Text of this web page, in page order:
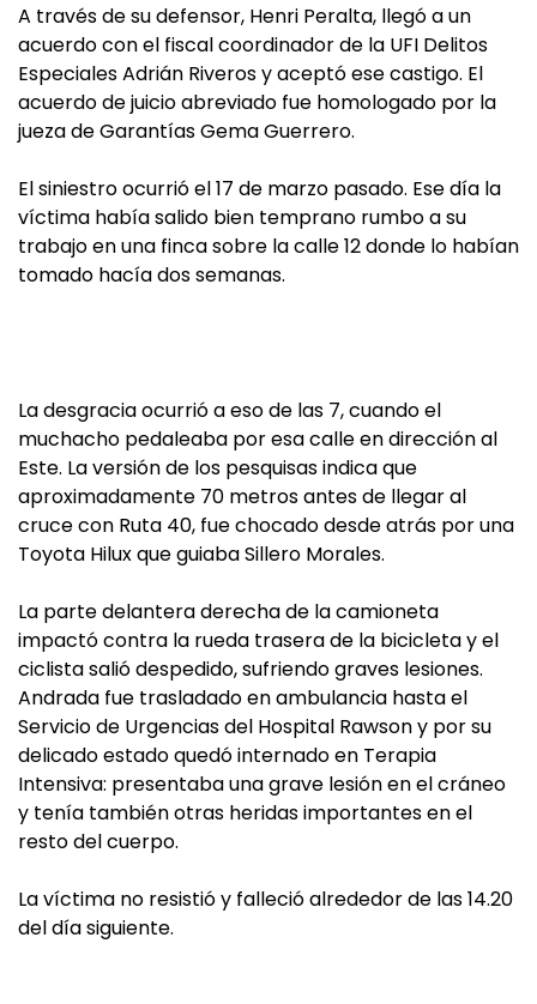
A través de su defensor, Henri Peralta, llegó a un
acuerdo con el fiscal coordinador de la UFI Delitos
Especiales Adrián Riveros y aceptó ese castigo. El
acuerdo de juicio abreviado fue homologado por la
jueza de Garantías Gema Guerrero.
El siniestro ocurrió el 17 de marzo pasado. Ese día la
víctima había salido bien temprano rumbo a su
trabajo en una finca sobre la calle 12 donde lo habían
tomado hacía dos semanas.
La desgracia ocurrió a eso de las 7, cuando el
muchacho pedaleaba por esa calle en dirección al
Este. La versión de los pesquisas indica que
aproximadamente 70 metros antes de llegar al
cruce con Ruta 40, fue chocado desde atrás por una
Toyota Hilux que guiaba Sillero Morales.
La parte delantera derecha de la camioneta
impactó contra la rueda trasera de la bicicleta y el
ciclista salió despedido, sufriendo graves lesiones.
Andrada fue trasladado en ambulancia hasta el
Servicio de Urgencias del Hospital Rawson y por su
delicado estado quedó internado en Terapia
Intensiva: presentaba una grave lesión en el cráneo
y tenía también otras heridas importantes en el
resto del cuerpo.
La víctima no resistió y falleció alrededor de las 14.20
del día siguiente.